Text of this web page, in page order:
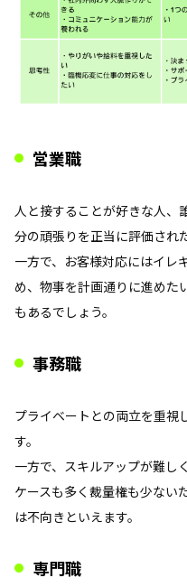
営業職
人と接することが好きな人、
分の頑張りを正当に評価され
一方で、お客様対応にはイレ
め、物事を計画通りに進めた
もあるでしょう。
事務職
プライベートとの両立を重視
す。
一方で、スキルアップが難し
ケースも多く裁量権も少ない
は不向きといえます。
専門職